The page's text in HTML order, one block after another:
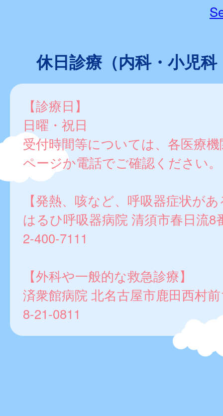
休日診療（内科・小児科
【診療日】
日曜・祝日
受付時間等については、各医療
ページか電話でご確認ください。
【発熱、咳など、呼吸器症状が
はるひ呼吸器病院 清須市春日流8
2-400-7111
【外科や一般的な救急診療】
済衆館病院 北名古屋市鹿田西村
8-21‐0811